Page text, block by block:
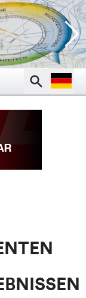
Search
Open